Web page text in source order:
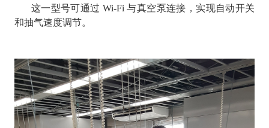
这一型号可通过 Wi-Fi 与真空泵连接，实现自动开关
和抽气速度调节。